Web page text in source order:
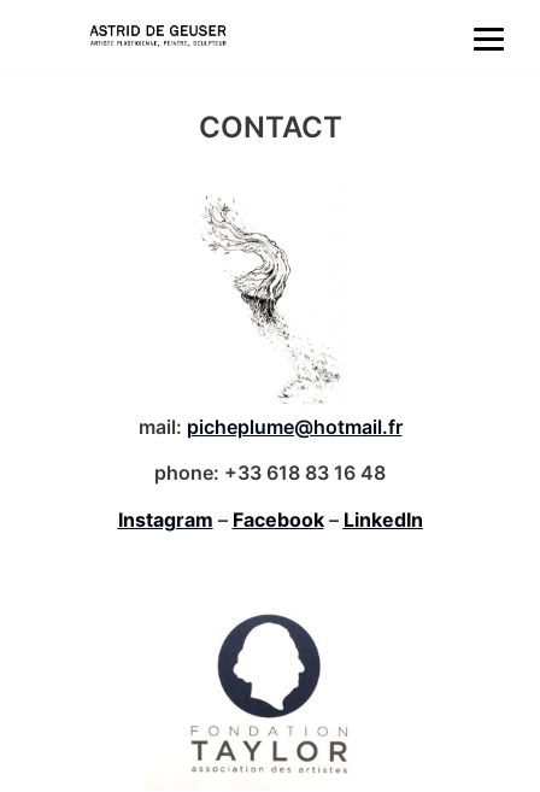
CONTACT
mail: picheplume@hotmail.fr
phone: +33 618 83 16 48
Instagram – Facebook– LinkedIn